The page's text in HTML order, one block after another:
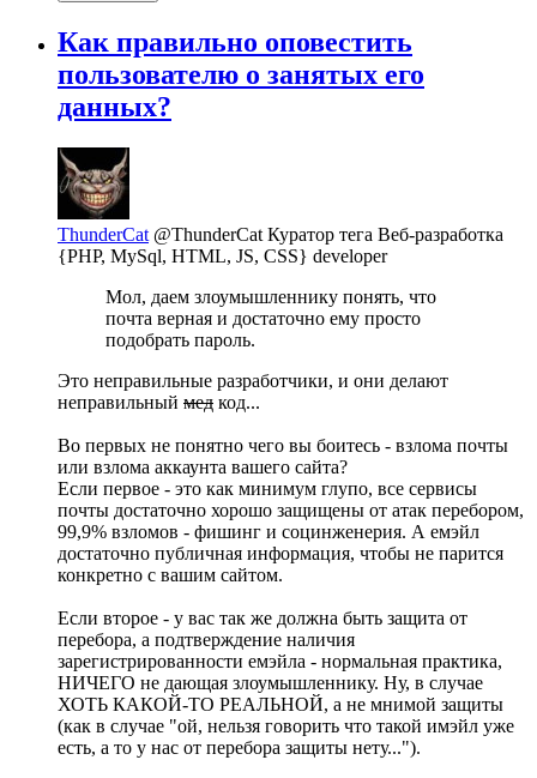
Как правильно оповестить
пользователю о занятых его
данных?
ThunderCat @ThunderCat Куратор тега Веб-разработка
{PHP, MySql, HTML, JS, CSS} developer
Мол, даем злоумышленнику понять, что
почта верная и достаточно ему просто
подобрать пароль.
Это неправильные разработчики, и они делают
неправильный мед код...
Во первых не понятно чего вы боитесь - взлома почты
или взлома аккаунта вашего сайта?
Если первое - это как минимум глупо, все сервисы
почты достаточно хорошо защищены от атак перебором,
99,9% взломов - фишинг и социнженерия. А емэйл
достаточно публичная информация, чтобы не парится
конкретно с вашим сайтом.
Если второе - у вас так же должна быть защита от
перебора, а подтверждение наличия
зарегистрированности емэйла - нормальная практика,
НИЧЕГО не дающая злоумышленнику. Ну, в случае
ХОТЬ КАКОЙ-ТО РЕАЛЬНОЙ, а не мнимой защиты
(как в случае "ой, нельзя говорить что такой имэйл уже
есть, а то у нас от перебора защиты нету...").